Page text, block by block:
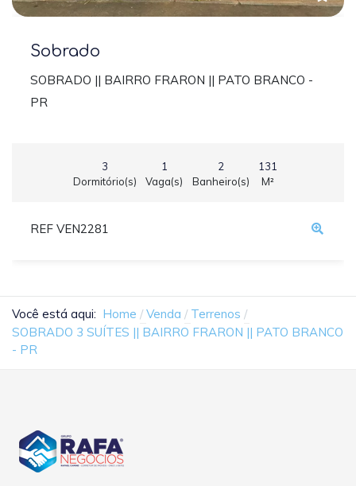
Sobrado
SOBRADO || BAIRRO FRARON || PATO BRANCO -
PR
3
Dormitório(s)
1
Vaga(s)
2
Banheiro(s)
131
M²
REF VEN2281
Você está aqui: Home Venda
Terrenos
SOBRADO 3 SUÍTES || BAIRRO FRARON || PATO BRANCO
- PR